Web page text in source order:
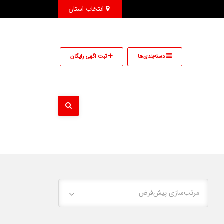
دسته‌بندی‌ها ثبت اگهی رایگان
مرتب‌سازی پیش‌فرض